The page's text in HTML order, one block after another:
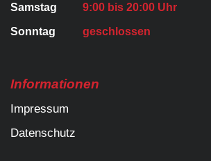
Samstag 9:00 bis 20:00 Uhr
Sonntag geschlossen
Informationen
Impressum
Datenschutz